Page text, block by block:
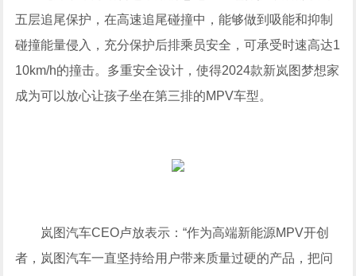
五层追尾保护，在高速追尾碰撞中，能够做到吸能和抑制
碰撞能量侵入，充分保护后排乘员安全，可承受时速高达1
10km/h的撞击。多重安全设计，使得2024款新岚图梦想家
成为可以放心让孩子坐在第三排的MPV车型。
岚图汽车CEO卢放表示：“作为高端新能源MPV开创
者，岚图汽车一直坚持给用户带来质量过硬的产品，把问